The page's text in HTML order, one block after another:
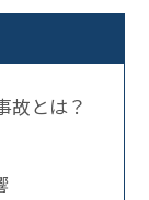
故とは？